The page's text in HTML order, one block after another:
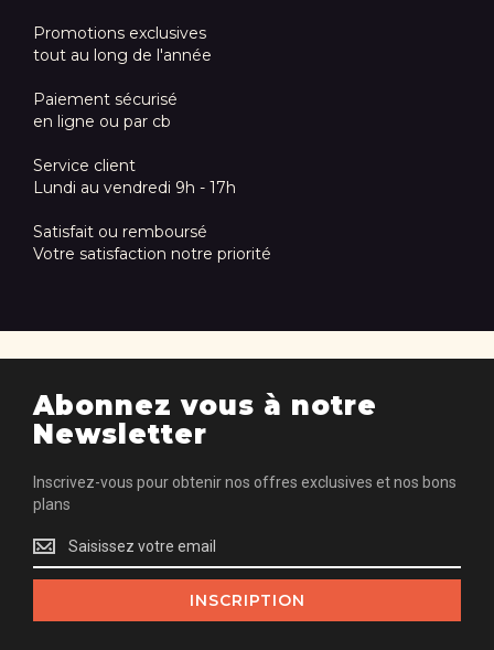
Promotions exclusives
tout au long de l'année
Paiement sécurisé
en ligne ou par cb
Service client
Lundi au vendredi 9h - 17h
Satisfait ou remboursé
Votre satisfaction notre priorité
Abonnez vous à notre
Newsletter
Inscrivez-vous pour obtenir nos offres exclusives et nos bons
plans
Inscrivez-
vous
pour
nos
INSCRIPTION